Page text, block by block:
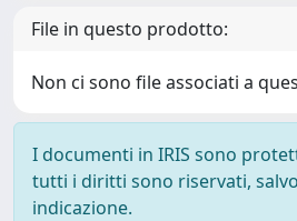
File in questo prodotto:
Non ci sono file associati a
I documenti in IRIS sono
tutti i diritti sono riservati,
indicazione.